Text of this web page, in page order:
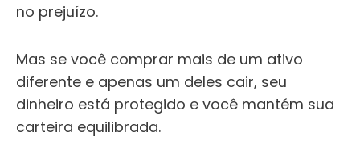
no prejuízo.
Mas se você comprar mais de um ativo
diferente e apenas um deles cair, seu
dinheiro está protegido e você mantém sua
carteira equilibrada.